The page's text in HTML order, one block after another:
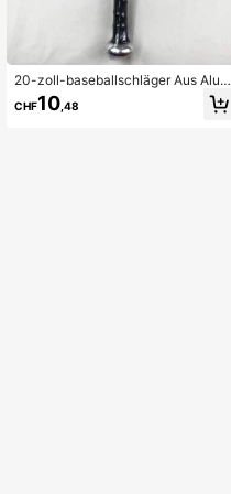
20-zoll-baseballschläger Aus Alumi
niumlegierung
CHF10 ,48